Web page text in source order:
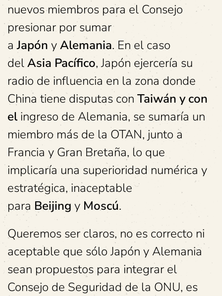
nuevos miembros para el Consejo
presionar por sumar
aJapón yAlemania. En el caso
delAsia Pacífico, Japón ejercería su
radio de influencia en la zona donde
China tiene disputas con Taiwán y con
elingreso de Alemania, se sumaría un
miembro más de la OTAN, junto a
Francia y Gran Bretaña, lo que
implicaría una superioridad numérica y
estratégica, inaceptable
para Beijing y Moscú.
Queremos ser claros, no es correcto ni
aceptable que sólo Japón y Alemania
sean propuestos para integrar el
Consejo de Seguridad de la ONU, es